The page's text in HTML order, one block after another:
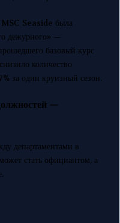
Seaside была
дежурного» —
базовый курс
количество
за один круизный сезон.
—
департаментами в
стать официантом, а